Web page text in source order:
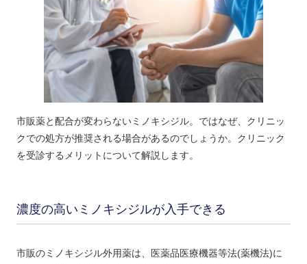
市販薬と配合が変わらないミノキシジル。ではなぜ、クリニッ
クでの処方が推奨される場合があるのでしょうか。クリニック
を受診するメリットについて解説します。
濃度の高いミノキシジルが入手できる
市販のミノキシジル外用薬は、医薬品医療機器等法(薬機法)に